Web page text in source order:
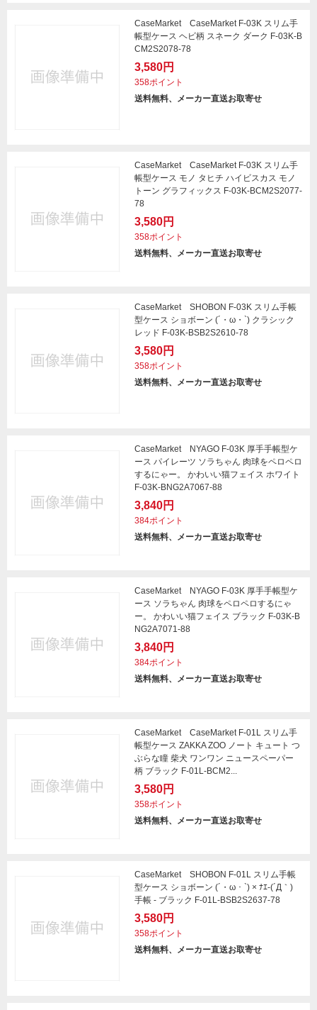
CaseMarket CaseMarket F-03K スリム手
帳型ケース ヘビ柄 スネーク ダーク F-03K-B
CM2S2078-78
3,580円
358ポイント
送料無料、メーカー直送お取寄せ
CaseMarket CaseMarket F-03K スリム手
帳型ケース モノ タヒチ ハイビスカス モノ
トーン グラフィックス F-03K-BCM2S2077-
78
3,580円
358ポイント
送料無料、メーカー直送お取寄せ
CaseMarket SHOBON F-03K スリム手帳
型ケース ショボーン (´・ω・`) クラシック
レッド F-03K-BSB2S2610-78
3,580円
358ポイント
送料無料、メーカー直送お取寄せ
CaseMarket NYAGO F-03K 厚手手帳型ケ
ース パイレーツ ソラちゃん 肉球をペロペロ
するにゃー。 かわいい猫フェイス ホワイト
F-03K-BNG2A7067-88
3,840円
384ポイント
送料無料、メーカー直送お取寄せ
CaseMarket NYAGO F-03K 厚手手帳型ケ
ース ソラちゃん 肉球をペロペロするにゃ
ー。 かわいい猫フェイス ブラック F-03K-B
NG2A7071-88
3,840円
384ポイント
送料無料、メーカー直送お取寄せ
CaseMarket CaseMarket F-01L スリム手
帳型ケース ZAKKA ZOO ノート キュート つ
ぶらな瞳 柴犬 ワンワン ニュースペーパー
柄 ブラック F-01L-BCM2...
3,580円
358ポイント
送料無料、メーカー直送お取寄せ
CaseMarket SHOBON F-01L スリム手帳
型ケース ショボーン (´・ω・`) × ﾅｴ-(´Д｀)
手帳 - ブラック F-01L-BSB2S2637-78
3,580円
358ポイント
送料無料、メーカー直送お取寄せ